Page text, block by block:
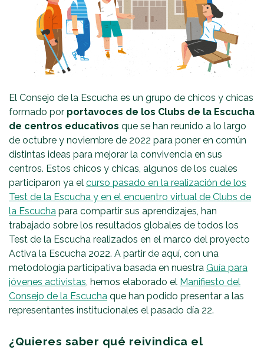
El Consejo de la Escucha es un grupo de chicos y chicas
formado por portavoces de los Clubs de la Escucha
de centros educativos que se han reunido a lo largo
de octubre y noviembre de 2022 para poner en común
distintas ideas para mejorar la convivencia en sus
centros. Estos chicos y chicas, algunos de los cuales
participaron ya el curso pasado en la realización de los
Test de la Escucha y en el encuentro virtual de Clubs de
la Escucha para compartir sus aprendizajes, han
trabajado sobre los resultados globales de todos los
Test de la Escucha realizados en el marco del proyecto
Activa la Escucha 2022. A partir de aquí, con una
metodología participativa basada en nuestra Guía para
jóvenes activistas, hemos elaborado el Manifiesto del
Consejo de la Escucha que han podido presentar a las
representantes institucionales el pasado día 22.
¿Quieres saber qué reivindica el